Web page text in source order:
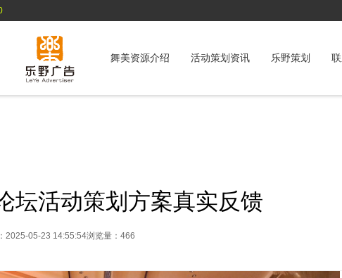
舞美资源介绍 活动策划资讯 乐野策划
坛活动策划方案真实反馈
2025-05-23 14:55:54浏览量：466